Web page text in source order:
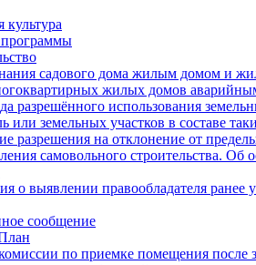
культура
садового дома жилым домом и
жилых домов
разрешённого использования
или земельных участков в составе
разрешения на отклонение от
самовольного строительства.
о выявлении правообладателя ранее
сообщение
по приемке помещения после